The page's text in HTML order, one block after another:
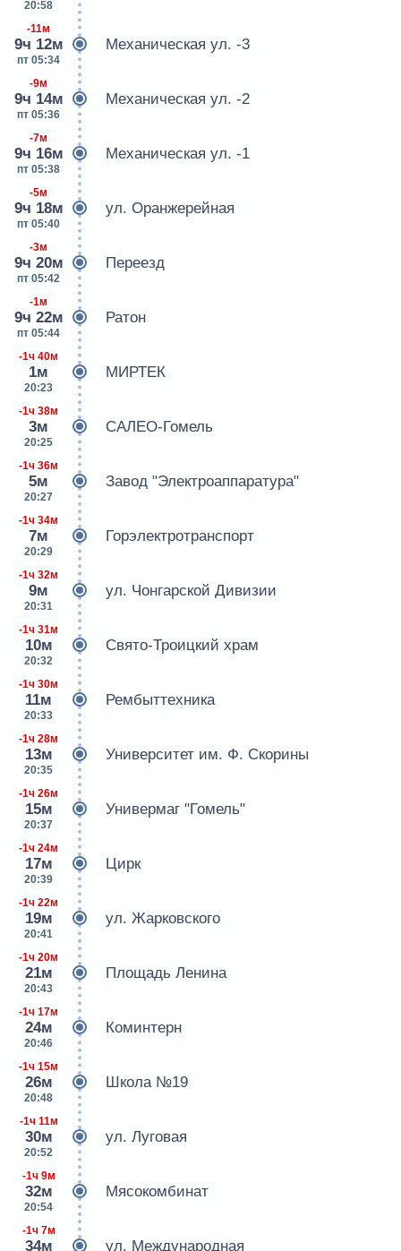
20:58
-11м
9ч 12м
пт 05:34
Механическая ул. -3
-9м
9ч 14м
пт 05:36
Механическая ул. -2
-7м
9ч 16м
пт 05:38
Механическая ул. -1
-5м
9ч 18м
пт 05:40
ул. Оранжерейная
-3м
9ч 20м
пт 05:42
Переезд
-1м
9ч 22м
пт 05:44
Ратон
-1ч 40м
1м
20:23
МИРТЕК
-1ч 38м
3м
20:25
САЛЕО-Гомель
-1ч 36м
5м
20:27
Завод "Электроаппаратура"
-1ч 34м
7м
20:29
Горэлектротранспорт
-1ч 32м
9м
20:31
ул. Чонгарской Дивизии
-1ч 31м
10м
20:32
Свято-Троицкий храм
-1ч 30м
11м
20:33
Рембыттехника
-1ч 28м
13м
20:35
Университет им. Ф. Скорины
-1ч 26м
15м
20:37
Универмаг "Гомель"
-1ч 24м
17м
20:39
Цирк
-1ч 22м
19м
20:41
ул. Жарковского
-1ч 20м
21м
20:43
Площадь Ленина
-1ч 17м
24м
20:46
Коминтерн
-1ч 15м
26м
20:48
Школа №19
-1ч 11м
30м
20:52
ул. Луговая
-1ч 9м
32м
20:54
Мясокомбинат
-1ч 7м
34м ул. Международная